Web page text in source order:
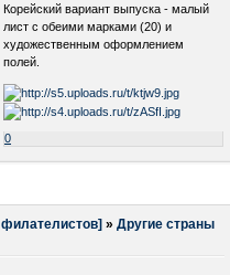
Корейский вариант выпуска - малый
лист с обеими марками (20) и
художественным оформлением
полей.
0
»Другие страны